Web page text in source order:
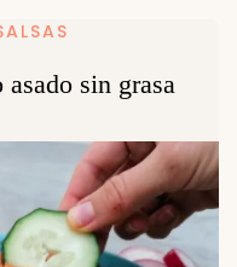
sin grasa